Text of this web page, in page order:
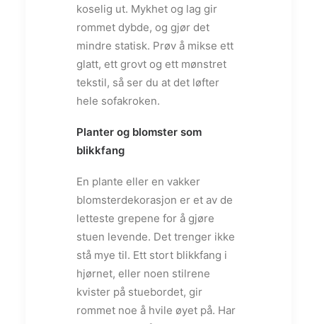
koselig ut. Mykhet og lag gir
rommet dybde, og gjør det
mindre statisk. Prøv å mikse ett
glatt, ett grovt og ett mønstret
tekstil, så ser du at det løfter
hele sofakroken.
Planter og blomster som
blikkfang
En plante eller en vakker
blomsterdekorasjon er et av de
letteste grepene for å gjøre
stuen levende. Det trenger ikke
stå mye til. Ett stort blikkfang i
hjørnet, eller noen stilrene
kvister på stuebordet, gir
rommet noe å hvile øyet på. Har